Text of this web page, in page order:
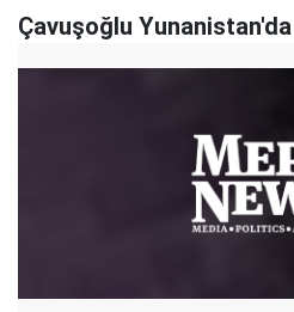
Çavuşoğlu Yunanistan'da